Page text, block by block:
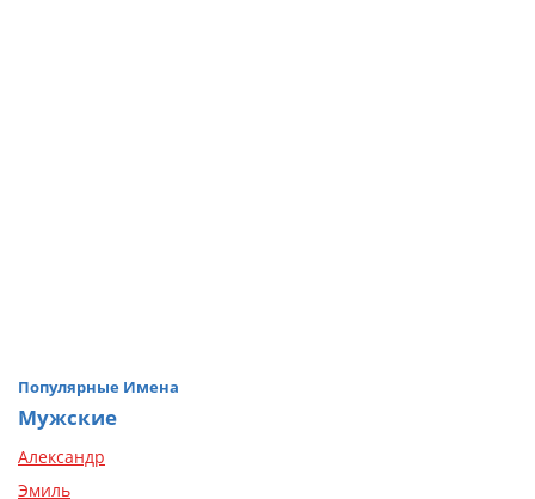
Популярные Имена
Мужские
Александр
Эмиль